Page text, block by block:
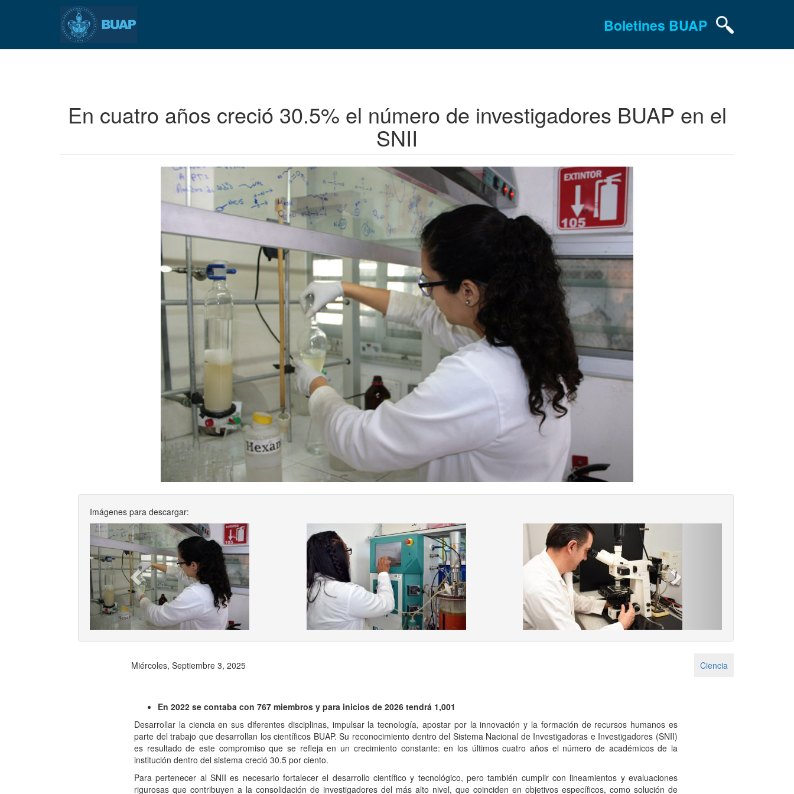
Boletines BUAP
En cuatro años creció 30.5% el número de investigadores BUAP en el
SNII
Imágenes para descargar:
Previous
Miércoles, Septiembre 3, 2025 Ciencia
En 2022 se contaba con 767 miembros y para inicios de 2026 tendrá 1,001
Desarrollar la ciencia en sus diferentes disciplinas, impulsar la tecnología, apostar por la innovación y la formación de recursos humanos es
parte del trabajo que desarrollan los científicos BUAP. Su reconocimiento dentro del Sistema Nacional de Investigadoras e Investigadores (SNII)
es resultado de este compromiso que se refleja en un crecimiento constante: en los últimos cuatro años el número de académicos de la
institución dentro del sistema creció 30.5 por ciento.
Para pertenecer al SNII es necesario fortalecer el desarrollo científico y tecnológico, pero también cumplir con lineamientos y evaluaciones
rigurosas que contribuyen a la consolidación de investigadores del más alto nivel, que coinciden en objetivos específicos, como solución de